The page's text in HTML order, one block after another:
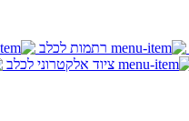
רתמות לכלב
ציוד אלקטרוני לכלב